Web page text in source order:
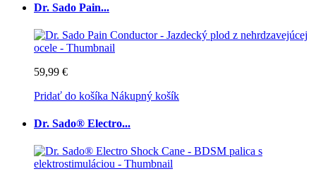
Dr. Sado Pain...
59,99 €
Pridať do košíka Nákupný košík
Dr. Sado® Electro...